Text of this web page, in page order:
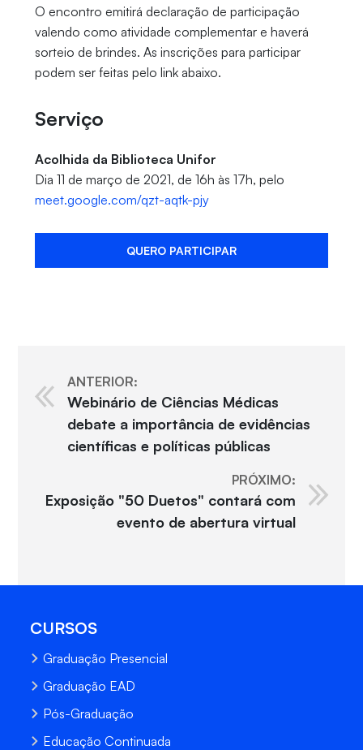
O encontro emitirá declaração de participação
valendo como atividade complementar e haverá
sorteio de brindes. As inscrições para participar
podem ser feitas pelo link abaixo.
Serviço
Acolhida da Biblioteca Unifor
Dia 11 de março de 2021, de 16h às 17h, pelo
meet.google.com/qzt-aqtk-pjy
QUERO PARTICIPAR
ANTERIOR:
Webinário de Ciências Médicas
debate a importância de evidências
científicas e políticas públicas
PRÓXIMO:
Exposição "50 Duetos" contará com
evento de abertura virtual
CURSOS
Graduação Presencial
Graduação EAD
Pós-Graduação
Educação Continuada